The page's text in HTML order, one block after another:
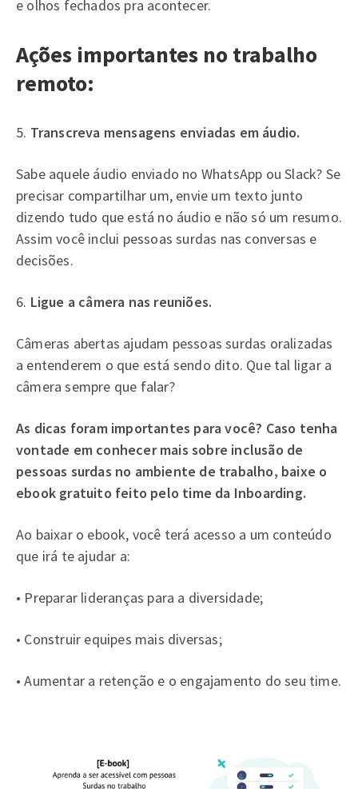
e olhos fechados pra acontecer.
Ações importantes no trabalho
remoto:
5. Transcreva mensagens enviadas em áudio.
Sabe aquele áudio enviado no WhatsApp ou Slack? Se
precisar compartilhar um, envie um texto junto
dizendo tudo que está no áudio e não só um resumo.
Assim você inclui pessoas surdas nas conversas e
decisões.
6. Ligue a câmera nas reuniões.
Câmeras abertas ajudam pessoas surdas oralizadas
a entenderem o que está sendo dito. Que tal ligar a
câmera sempre que falar?
As dicas foram importantes para você? Caso tenha
vontade em conhecer mais sobre inclusão de
pessoas surdas no ambiente de trabalho, baixe o
ebook gratuito feito pelo time da Inboarding.
Ao baixar o ebook, você terá acesso a um conteúdo
que irá te ajudar a:
• Preparar lideranças para a diversidade;
• Construir equipes mais diversas;
• Aumentar a retenção e o engajamento do seu time.